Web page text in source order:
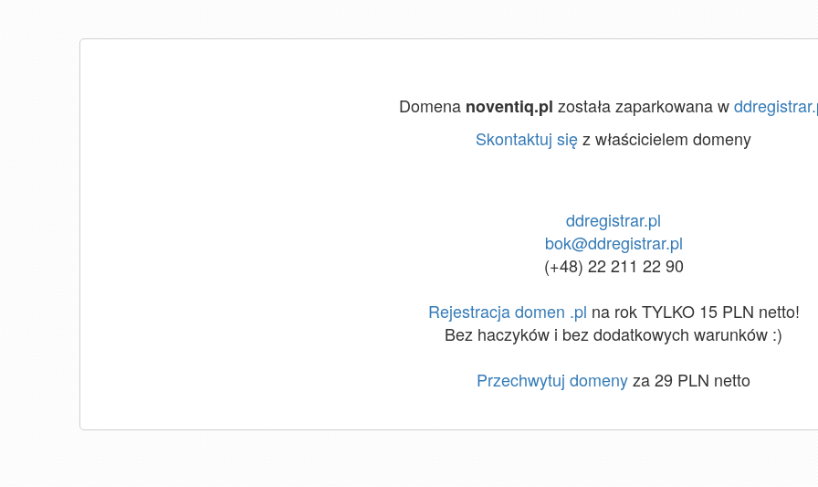
Domena noventiq.pl została zaparkowana w
Skontaktuj sięz właścicielem domeny
ddregistrar.pl
bok@ddregistrar.pl
(+48) 22 211 22 90
Rejestracja domen .pl na rok TYLKO 15 PLN netto!
Bez haczyków i bez dodatkowych warunków :)
Przechwytuj domenyza 29 PLN netto